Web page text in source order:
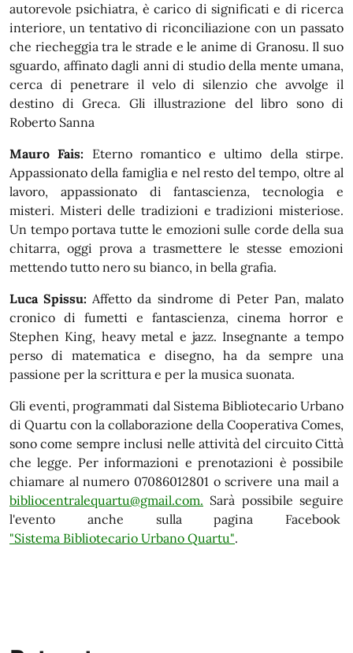
autorevole psichiatra, è carico di significati e di ricerca
interiore, un tentativo di riconciliazione con un passato
che riecheggia tra le strade e le anime di Granosu. Il suo
sguardo, affinato dagli anni di studio della mente umana,
cerca di penetrare il velo di silenzio che avvolge il
destino di Greca. Gli illustrazione del libro sono di
Roberto Sanna
Mauro Fais: Eterno romantico e ultimo della stirpe.
Appassionato della famiglia e nel resto del tempo, oltre al
lavoro, appassionato di fantascienza, tecnologia e
misteri. Misteri delle tradizioni e tradizioni misteriose.
Un tempo portava tutte le emozioni sulle corde della sua
chitarra, oggi prova a trasmettere le stesse emozioni
mettendo tutto nero su bianco, in bella grafia.
Luca Spissu: Affetto da sindrome di Peter Pan, malato
cronico di fumetti e fantascienza, cinema horror e
Stephen King, heavy metal e jazz. Insegnante a tempo
perso di matematica e disegno, ha da sempre una
passione per la scrittura e per la musica suonata.
Gli eventi, programmati dal Sistema Bibliotecario Urbano
di Quartu con la collaborazione della Cooperativa Comes,
sono come sempre inclusi nelle attività del circuito Città
che legge. Per informazioni e prenotazioni è possibile
chiamare al numero 07086012801 o scrivere una mail a
bibliocentralequartu@gmail.com. Sarà possibile seguire
l'evento anche sulla pagina Facebook
"Sistema Bibliotecario Urbano Quartu".